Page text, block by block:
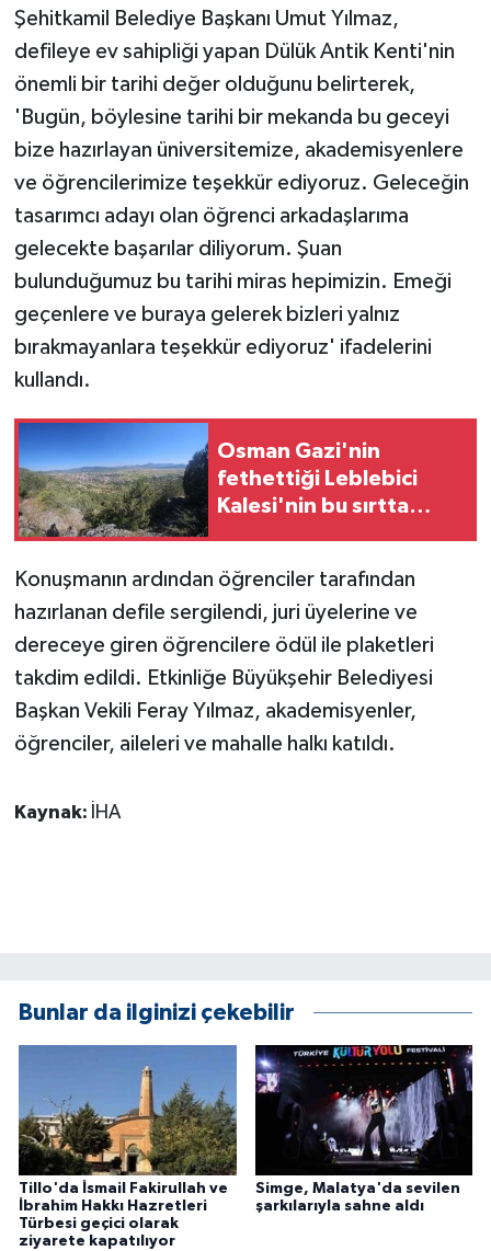
Şehitkamil Belediye Başkanı Umut Yılmaz,
defileye ev sahipliği yapan Dülük Antik Kenti'nin
önemli bir tarihi değer olduğunu belirterek,
'Bugün, böylesine tarihi bir mekanda bu geceyi
bize hazırlayan üniversitemize, akademisyenlere
ve öğrencilerimize teşekkür ediyoruz. Geleceğin
tasarımcı adayı olan öğrenci arkadaşlarıma
gelecekte başarılar diliyorum. Şuan
bulunduğumuz bu tarihi miras hepimizin. Emeği
geçenlere ve buraya gelerek bizleri yalnız
bırakmayanlara teşekkür ediyoruz' ifadelerini
kullandı.
Osman Gazi'nin
fethettiği Leblebici
Kalesi'nin bu sırtta
Konuşmanın ardından öğrenciler tarafından
hazırlanan defile sergilendi, juri üyelerine ve
dereceye giren öğrencilere ödül ile plaketleri
takdim edildi. Etkinliğe Büyükşehir Belediyesi
Başkan Vekili Feray Yılmaz, akademisyenler,
öğrenciler, aileleri ve mahalle halkı katıldı.
Kaynak: İHA
Bunlar da ilginizi çekebilir
Tillo'da İsmail Fakirullah ve
İbrahim Hakkı Hazretleri
Türbesi geçici olarak
ziyarete kapatılıyor
Simge, Malatya'da sevilen
şarkılarıyla sahne aldı
Kadın
KÜLTÜR SANAT
MAGAZİN
Otomobil
Sağlık
SİYASET
TEKNOLOJİ
Turizm
ÜLKE GÜNDEMİ
YEREL
Yerel Haberler